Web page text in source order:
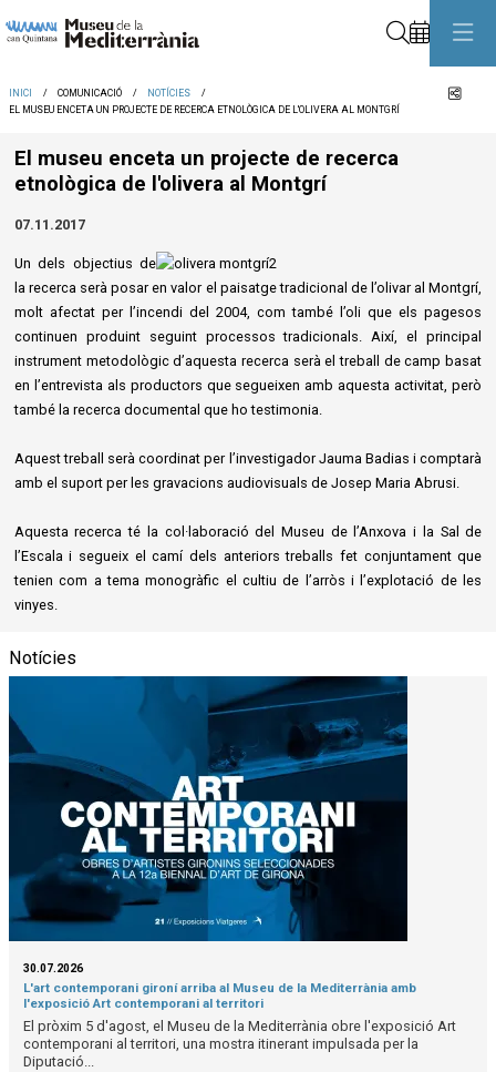
INICI COMUNICACIÓ
NOTÍCIES
EL MUSEU ENCETA UN PROJECTE DE RECERCA ETNOLÒGICA DE L'OLIVERA AL MONTGRÍ
El museu enceta un projecte de recerca
etnològica de l'olivera al Montgrí
07.11.2017
Undels objectius de
la recerca serà posar en valor el paisatge tradicional de l’olivar al Montgrí,
molt afectat per l’incendi del 2004, com també l’oli que els pagesos
continuen produint seguint processos tradicionals. Així, el principal
instrument metodològic d’aquesta recerca serà el treball de camp basat
en l’entrevista als productors que segueixen amb aquesta activitat, però
també la recerca documental que ho testimonia.
Aquest treball serà coordinat per l’investigador Jauma Badias i comptarà
amb el suport per les gravacions audiovisuals de Josep Maria Abrusi.
Aquesta recerca té la col·laboració del Museu de l’Anxova i la Sal de
l’Escala i segueix el camí dels anteriors treballs fet conjuntament que
tenien com a tema monogràfic el cultiu de l’arròs i l’explotació de les
vinyes.
Notícies
30.07.2026
L'art contemporani gironí arriba al Museu de la Mediterrània amb
l'exposició Art contemporani al territori
El pròxim 5 d'agost, el Museu de la Mediterrània obre l'exposició Art
contemporani al territori, una mostra itinerant impulsada per la
Diputació...